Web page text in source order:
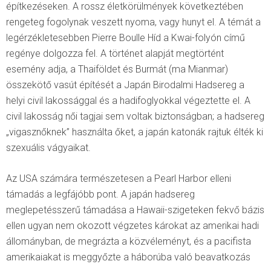
építkezéseken. A rossz életkörülmények következtében
rengeteg fogolynak veszett nyoma, vagy hunyt el. A témát a
legérzékletesebben Pierre Boulle Híd a Kwai-folyón című
regénye dolgozza fel. A történet alapját megtörtént
esemény adja, a Thaiföldet és Burmát (ma Mianmar)
összekötő vasút építését a Japán Birodalmi Hadsereg a
helyi civil lakossággal és a hadifoglyokkal végeztette el. A
civil lakosság női tagjai sem voltak biztonságban; a hadsereg
„vigasznőknek” használta őket, a japán katonák rajtuk élték ki
szexuális vágyaikat.
Az USA számára természetesen a Pearl Harbor elleni
támadás a legfájóbb pont. A japán hadsereg
meglepetésszerű támadása a Hawaii-szigeteken fekvő bázis
ellen ugyan nem okozott végzetes károkat az amerikai hadi
állományban, de megrázta a közvéleményt, és a pacifista
amerikaiakat is meggyőzte a háborúba való beavatkozás